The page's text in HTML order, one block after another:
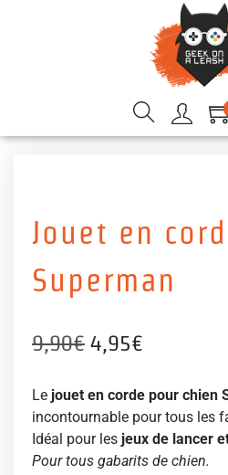
Jouet en
Superman
9,90€ 4,95€
Le jouet en corde pour chien
incontournable pour tous les
Idéal pour les jeux de lancer
Pour tous gabarits de chien.